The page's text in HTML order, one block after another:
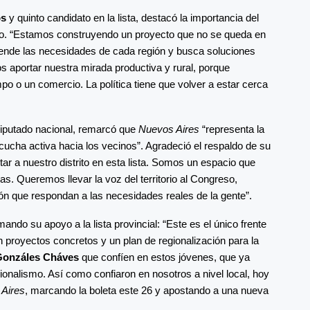
y quinto candidato en la lista, destacó la importancia del
“Estamos construyendo un proyecto que no se queda en
las necesidades de cada región y busca soluciones
aportar nuestra mirada productiva y rural, porque
o un comercio. La política tiene que volver a estar cerca
nacional, remarcó que Nuevos Aires “representa la
activa hacia los vecinos”. Agradeció el respaldo de su
a nuestro distrito en esta lista. Somos un espacio que
Queremos llevar la voz del territorio al Congreso,
que respondan a las necesidades reales de la gente”.
su apoyo a la lista provincial: “Este es el único frente
concretos y un plan de regionalización para la
Cháves que confíen en estos jóvenes, que ya
Así como confiaron en nosotros a nivel local, hoy
, marcando la boleta este 26 y apostando a una nueva